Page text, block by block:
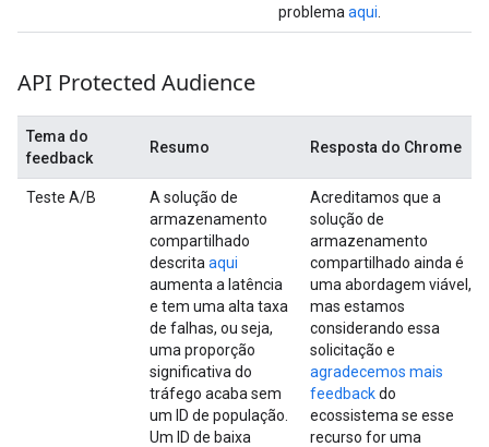
problema aqui
API Protected Audience
Tema do
feedback
Resumo Resposta do Chrome
Teste A/B
A solução de
armazenamento
compartilhado
descrita aqui
aumenta a latência
e tem uma alta taxa
de falhas, ou seja,
uma proporção
significativa do
tráfego acaba sem
um ID de população.
Um ID de baixa
Acreditamos que a
solução de
armazenamento
compartilhado ainda é
uma abordagem viável,
mas estamos
considerando essa
solicitação e
agradecemos mais
feedbackdo
ecossistema se esse
recurso for uma